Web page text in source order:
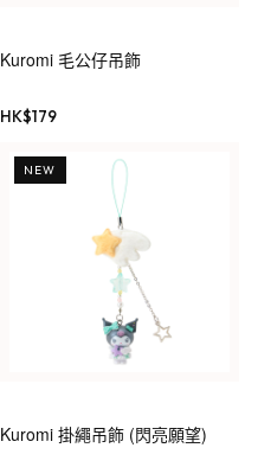
Kuromi 毛公仔吊飾
HK$179
NEW
Kuromi 掛繩吊飾 (閃亮願望)